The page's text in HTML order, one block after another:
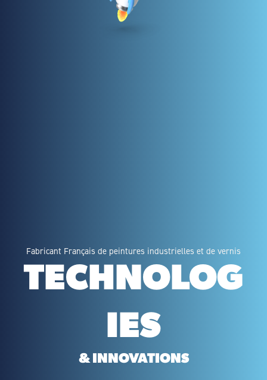
Fabricant Français de peintures industrielles et de vernis
TECHNOLOG
IES
& INNOVATIONS